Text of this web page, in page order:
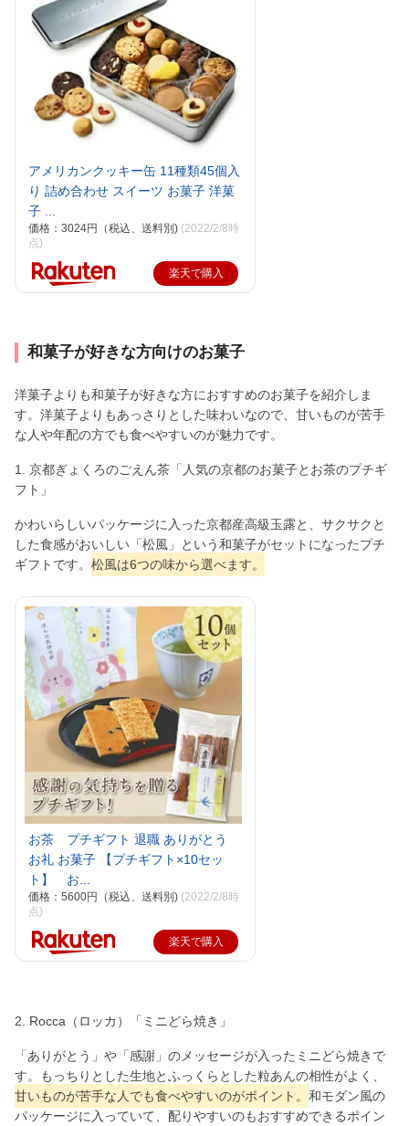
アメリカンクッキー缶 11種類45個入
り 詰め合わせ スイーツ お菓子 洋菓
子 ...
価格：3024円（税込、送料別) (2022/2/8時
点)
楽天で購入
和菓子が好きな方向けのお菓子
洋菓子よりも和菓子が好きな方におすすめのお菓子を紹介しま
す。洋菓子よりもあっさりとした味わいなので、甘いものが苦手
な人や年配の方でも食べやすいのが魅力です。
1. 京都ぎょくろのごえん茶「人気の京都のお菓子とお茶のプチギ
フト」
かわいらしいパッケージに入った京都産高級玉露と、サクサクと
した食感がおいしい「松風」という和菓子がセットになったプチ
ギフトです。 松風は6つの味から選べます。
お茶 プチギフト 退職 ありがとう
お礼 お菓子 【プチギフト×10セッ
ト】 お...
価格：5600円（税込、送料別) (2022/2/8時
点)
楽天で購入
2. Rocca（ロッカ）「ミニどら焼き」
「ありがとう」や「感謝」のメッセージが入ったミニどら焼きで
す。もっちりとした生地とふっくらとした粒あんの相性がよく、
甘いものが苦手な人でも食べやすいのがポイント。 和モダン風の
パッケージに入っていて、配りやすいのもおすすめできるポイン